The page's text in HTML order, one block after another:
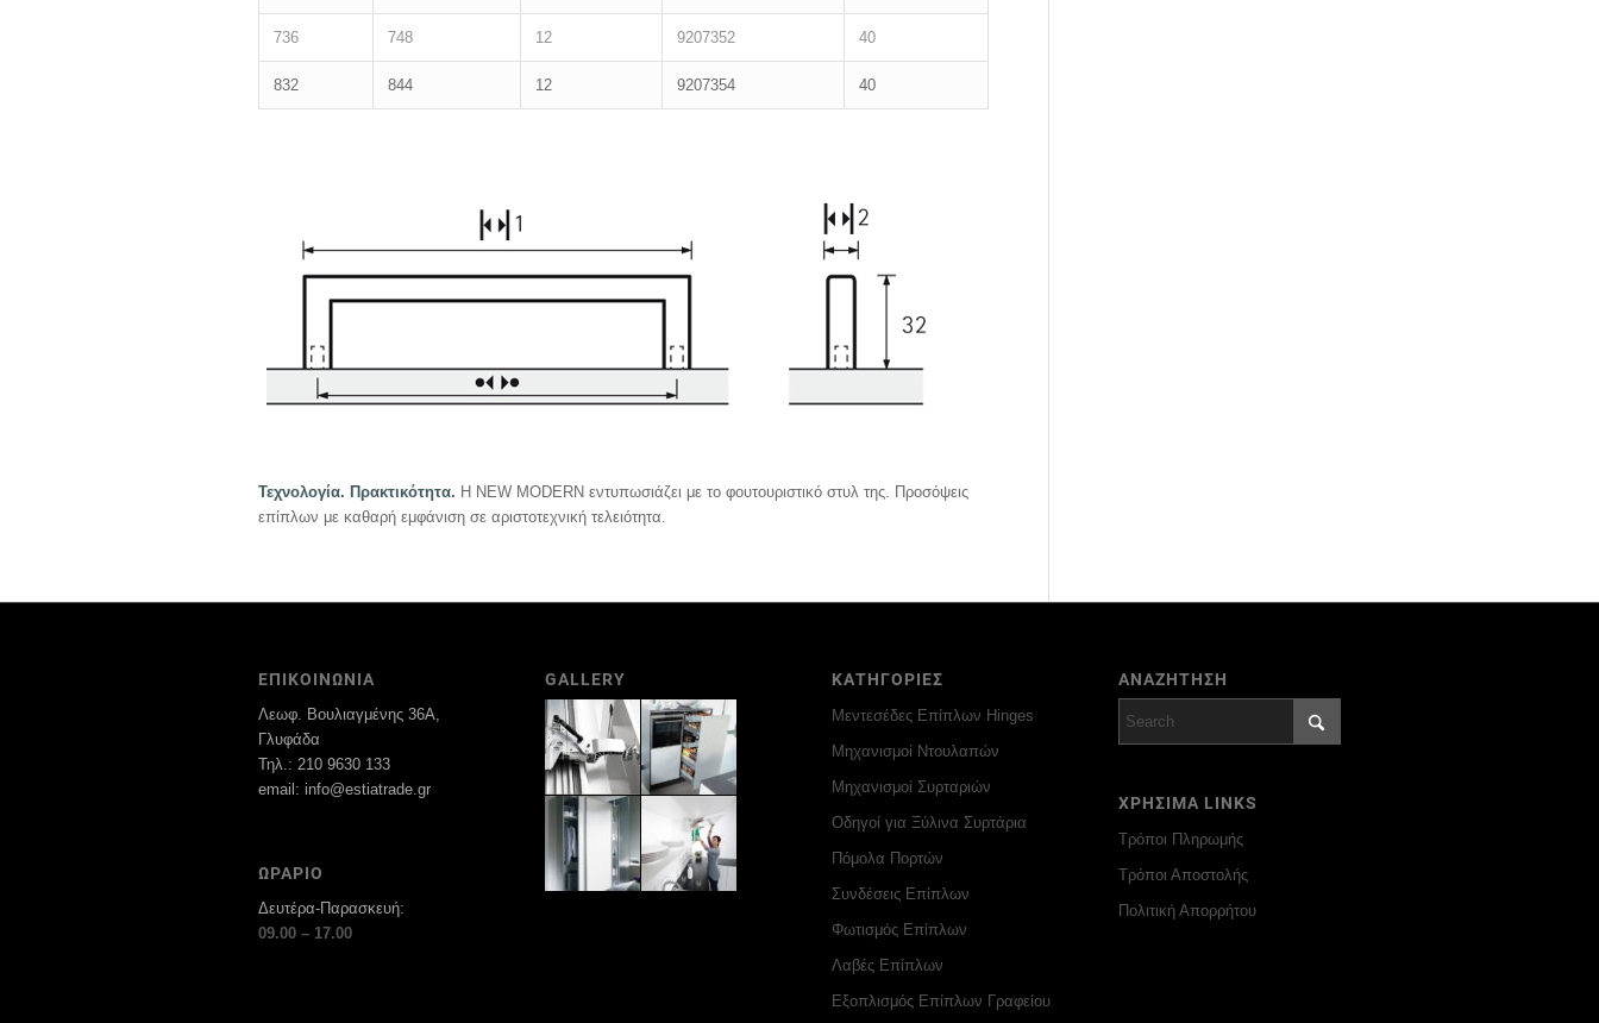
736 748 12 9207352 40
832 844 12 9207354 40
Τεχνολογία. Πρακτικότητα. Η NEW MODERN εντυπωσιάζει με το φουτουριστικό στυλ της. Προσόψεις
επίπλων με καθαρή εμφάνιση σε αριστοτεχνική τελειότητα.
ΕΠΙΚΟΙΝΩΝΙΑ
Λεωφ. Βουλιαγμένης 36Α,
Γλυφάδα
Τηλ.: 210 9630 133
email: info@estiatrade.gr
ΩΡΑΡΙΟ
Δευτέρα-Παρασκευή:
09.00 – 17.00
GALLERY ΚΑΤΗΓΟΡΙΕΣ
Μεντεσέδες Επίπλων Hinges
Μηχανισμοί Ντουλαπών
Μηχανισμοί Συρταριών
Οδηγοί για Ξύλινα Συρτάρια
Πόμολα Πορτών
Συνδέσεις Επίπλων
Φωτισμός Επίπλων
Λαβές Επίπλων
Εξοπλισμός Επίπλων Γραφείου
ΑΝΑΖΗΤΗΣΗ
ΧΡΗΣΙΜΑ LINKS
Τρόποι Πληρωμής
Τρόποι Αποστολής
Πολιτική Απορρήτου